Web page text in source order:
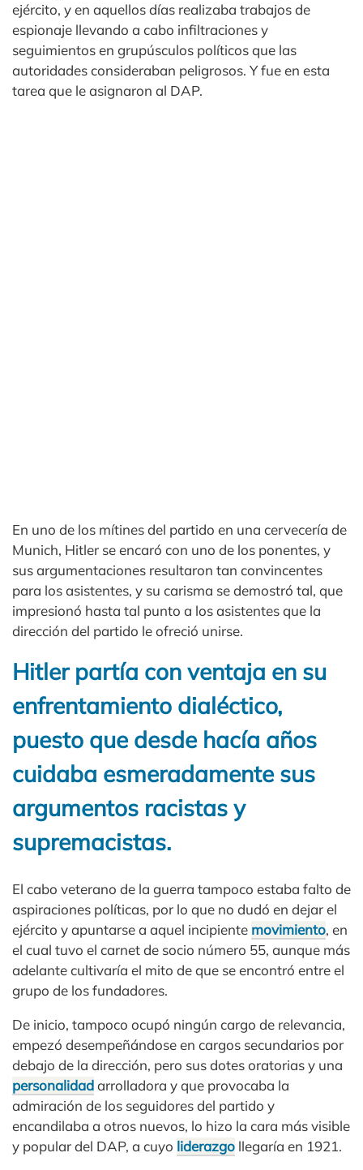
ejército, y en aquellos días realizaba trabajos de
espionaje llevando a cabo infiltraciones y
seguimientos en grupúsculos políticos que las
autoridades consideraban peligrosos. Y fue en esta
tarea que le asignaron al DAP.
En uno de los mítines del partido en una cervecería de
Munich, Hitler se encaró con uno de los ponentes, y
sus argumentaciones resultaron tan convincentes
para los asistentes, y su carisma se demostró tal, que
impresionó hasta tal punto a los asistentes que la
dirección del partido le ofreció unirse.
Hitler partía con ventaja en su
enfrentamiento dialéctico,
puesto que desde hacía años
cuidaba esmeradamente sus
argumentos racistas y
supremacistas.
El cabo veterano de la guerra tampoco estaba falto de
aspiraciones políticas, por lo que no dudó en dejar el
ejército y apuntarse a aquel incipiente movimiento, en
el cual tuvo el carnet de socio número 55, aunque más
adelante cultivaría el mito de que se encontró entre el
grupo de los fundadores.
De inicio, tampoco ocupó ningún cargo de relevancia,
empezó desempeñándose en cargos secundarios por
debajo de la dirección, pero sus dotes oratorias y una
personalidadarrolladora y que provocaba la
admiración de los seguidores del partido y
encandilaba a otros nuevos, lo hizo la cara más visible
y popular del DAP, a cuyo liderazgo llegaría en 1921.